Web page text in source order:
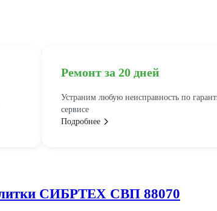
Ремонт за 20 дней
Устраним любую неисправность по
сервисе
Подробнее
СИБРТЕХ СВП 88070